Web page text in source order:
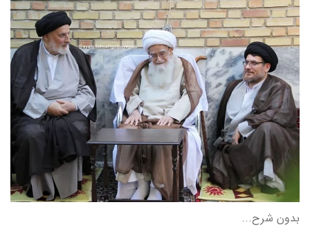
بدون شرح...